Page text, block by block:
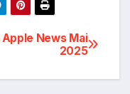
Apple News Mai
2025